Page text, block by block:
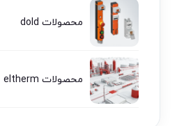
محصولات dold
محصولات eltherm